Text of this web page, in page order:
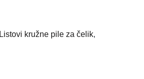
Listovi kružne pile za čelik,